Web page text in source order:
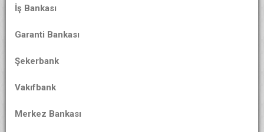
İş Bankası
Garanti Bankası
Şekerbank
Vakıfbank
Merkez Bankası